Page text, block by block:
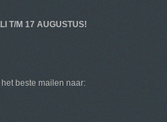
T/M 17 AUGUSTUS!
beste mailen naar: